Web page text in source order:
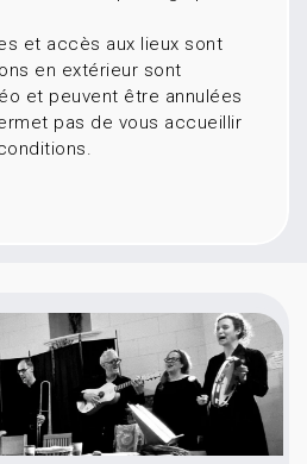
et accès aux lieux sont
en extérieur sont
et peuvent être annulées
pas de vous accueillir